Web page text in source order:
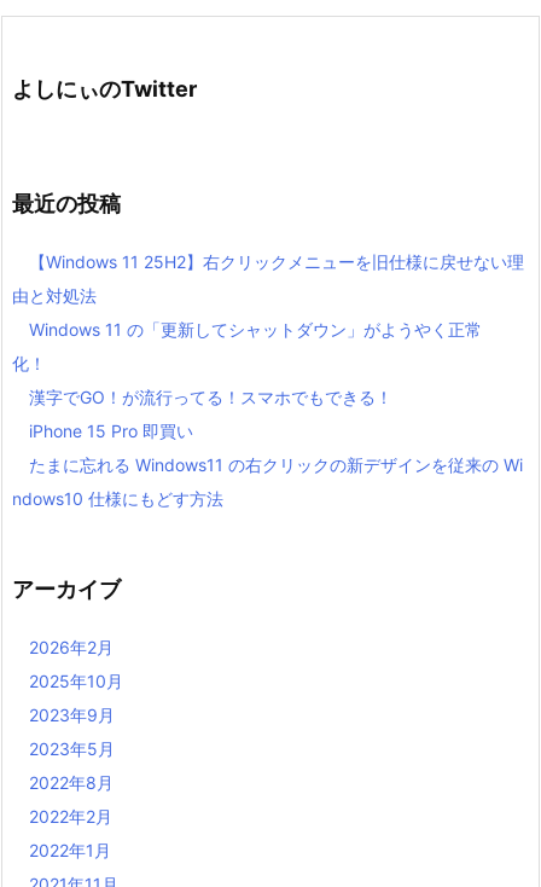
よしにぃのTwitter
最近の投稿
【Windows 11 25H2】右クリックメニューを旧仕様に戻せない理
由と対処法
Windows 11 の「更新してシャットダウン」がようやく正常
化！
漢字でGO！が流行ってる！スマホでもできる！
iPhone 15 Pro 即買い
たまに忘れる Windows11 の右クリックの新デザインを従来の Wi
ndows10 仕様にもどす方法
アーカイブ
2026年2月
2025年10月
2023年9月
2023年5月
2022年8月
2022年2月
2022年1月